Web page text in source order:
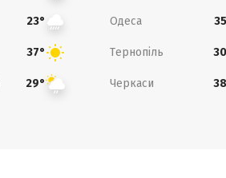
23° Одеса
37° Тернопіль
29° Черкаси